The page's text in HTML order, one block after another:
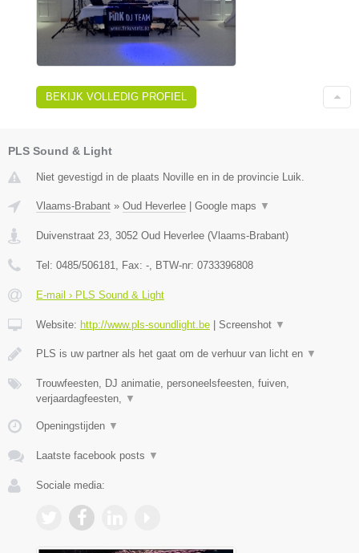
BEKIJK VOLLEDIG PROFIEL
PLS Sound & Light
Niet gevestigd in de plaats Noville en in de provincie Luik.
Vlaams-Brabant » Oud Heverlee Google maps ▼
Duivenstraat 23, 3052 Oud Heverlee (Vlaams-Brabant)
Tel: 0485/506181, Fax: -, BTW-nr: 0733396808
E-mail › PLS Sound & Light
Website: http://www.pls-soundlight.be Screenshot ▼
PLS is uw partner als het gaat om de verhuur van licht en ▼
Trouwfeesten, DJ animatie, personeelsfeesten, fuiven,
verjaardagfeesten, ▼
Openingstijden ▼
Laatste facebook posts ▼
Sociale media: